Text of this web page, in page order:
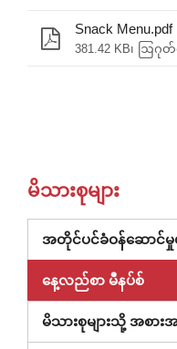
Snack Menu.pdf
381.42 KB၊ ဩဂု
မိသားစုများ
အတိုင်ပင်ခံဝန်ဆောင်မှုမ
နေ့လည်စာ မီနပ်စ်
မိသားစုများသို့ အစာ